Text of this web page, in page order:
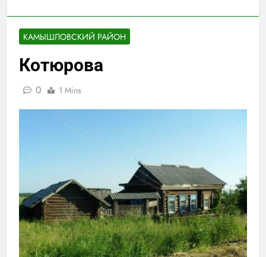
КАМЫШЛОВСКИЙ РАЙОН
Котюрова
0 1 Mins